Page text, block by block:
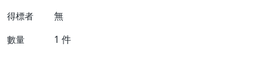
得標者 無
數量 1 件